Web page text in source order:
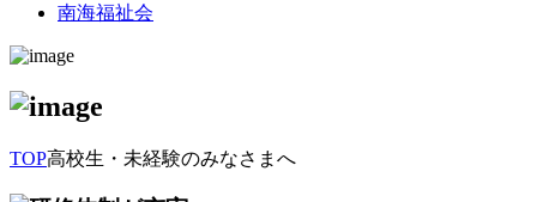
南海福祉会
TOP高校生・未経験のみなさまへ